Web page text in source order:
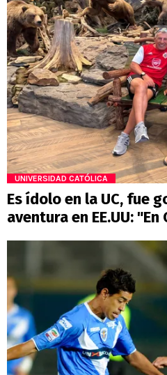
UNIVERSIDAD CATÓLICA
Es ídolo en la UC, fue
aventura en EE.UU: "En